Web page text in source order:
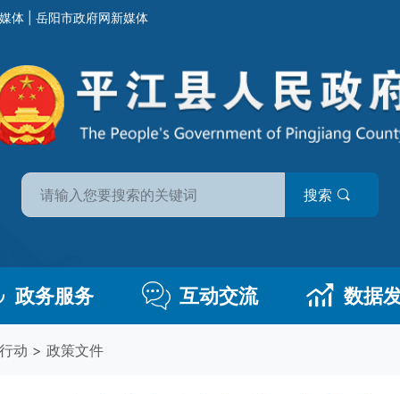
体 岳阳市政府网新媒体
搜索
政务服务 互动交流 数据
动 > 政策文件